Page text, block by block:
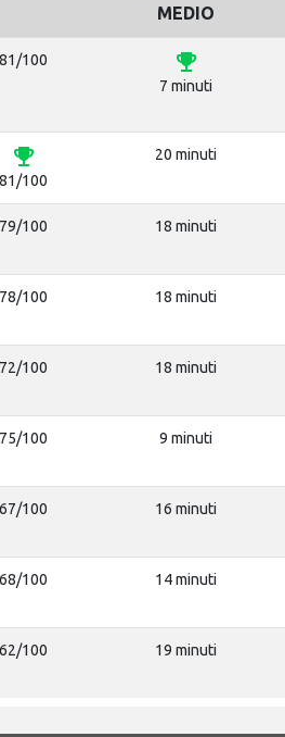
MEDIO
81/100 emoji_events
7 minuti
emoji_events
81/100
20 minuti
79/100 18 minuti
78/100 18 minuti
72/100 18 minuti
75/100 9 minuti
67/100 16 minuti
68/100 14 minuti
62/100 19 minuti